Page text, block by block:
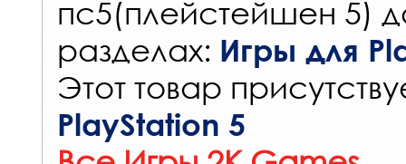
пс5(плейстейшен 5)
разделах: Игры для
Этот товар
PlayStation 5